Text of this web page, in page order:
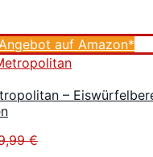
auf Amazon*
–
€